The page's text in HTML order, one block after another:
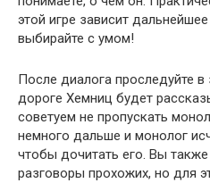
этой игре зависит
выбирайте с умом!
После диалога проследуйте
дороге Хемниц будет
советуем не пропускать
немного дальше и монолог
чтобы дочитать его. Вы
разговоры прохожих, но для